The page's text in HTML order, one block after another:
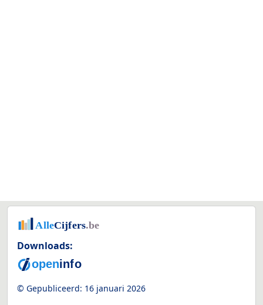
Downloads:
© Gepubliceerd: 16 januari 2026